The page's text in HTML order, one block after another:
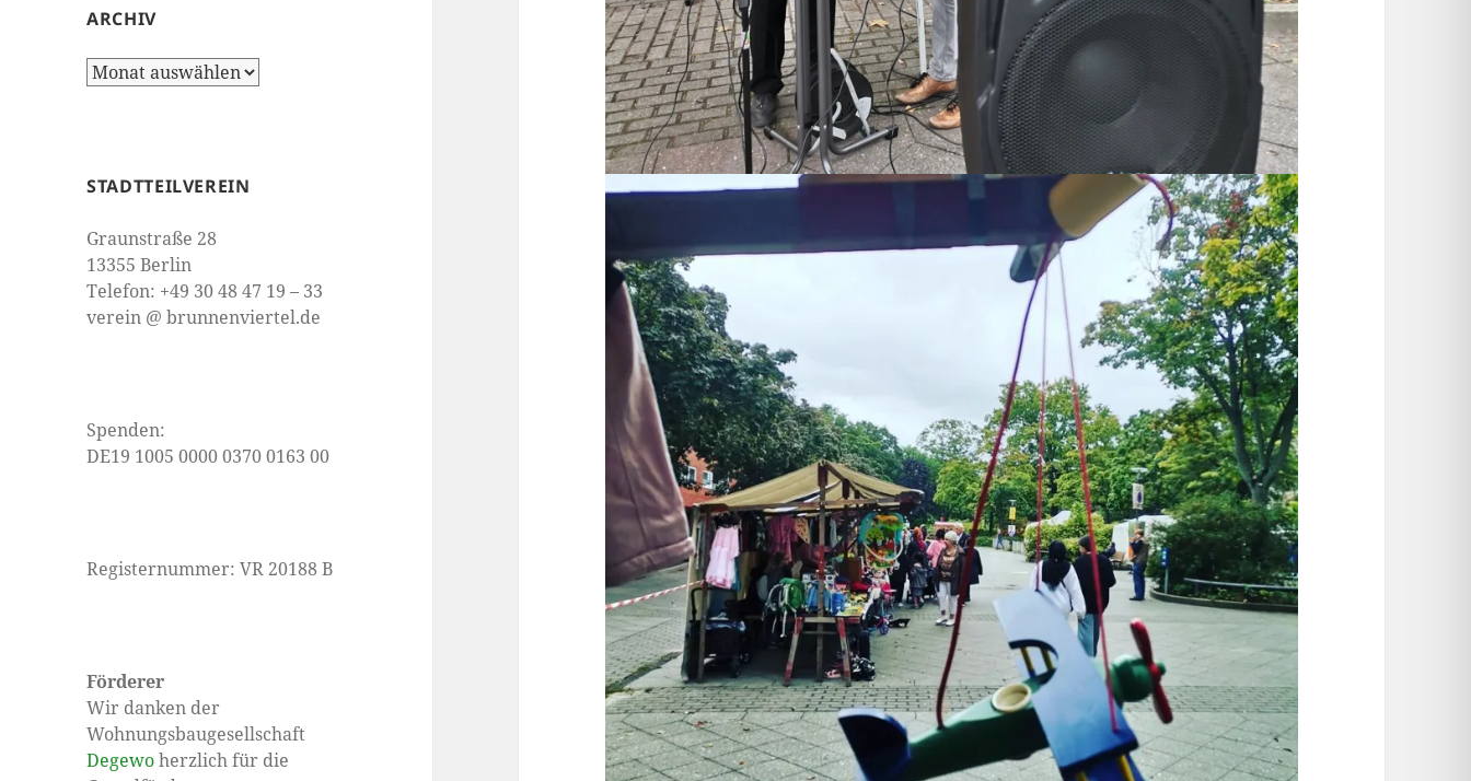
ARCHIV
Archiv
STADTTEILVEREIN
Graunstraße 28
13355 Berlin
Telefon: +49 30 48 47 19 – 33
verein @ brunnenviertel.de
Spenden:
DE19 1005 0000 0370 0163 00
Registernummer: VR 20188 B
Förderer
Wir danken der
Wohnungsbaugesellschaft
Degewoherzlich für die